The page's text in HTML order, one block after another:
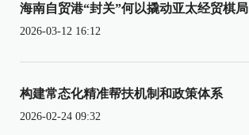
海南自贸港“封关”何以撬动亚太经贸棋局
2026-03-12 16:12
构建常态化精准帮扶机制和政策体系
2026-02-24 09:32